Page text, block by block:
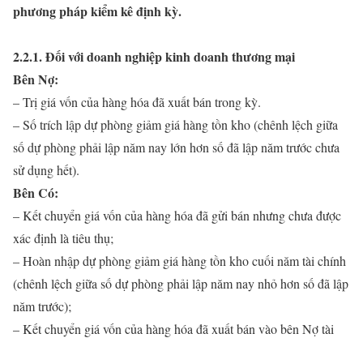
phương pháp kiểm kê định kỳ.
2.2.1. Đối với doanh nghiệp kinh doanh thương mại
Bên Nợ:
– Trị giá vốn của hàng hóa đã xuất bán trong kỳ.
– Số trích lập dự phòng giảm giá hàng tồn kho (chênh lệch giữa
số dự phòng phải lập năm nay lớn hơn số đã lập năm trước chưa
sử dụng hết).
Bên Có:
– Kết chuyển giá vốn của hàng hóa đã gửi bán nhưng chưa được
xác định là tiêu thụ;
– Hoàn nhập dự phòng giảm giá hàng tồn kho cuối năm tài chính
(chênh lệch giữa số dự phòng phải lập năm nay nhỏ hơn số đã lập
năm trước);
– Kết chuyển giá vốn của hàng hóa đã xuất bán vào bên Nợ tài